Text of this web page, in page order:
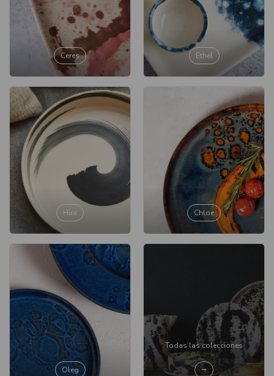
Ceres Ethel
Hira Chloe
Oleg
Todas las colecciones
⭢